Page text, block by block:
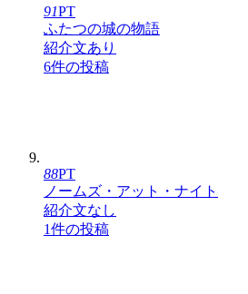
91PT
ふたつの城の物語
紹介文あり
6件の投稿
88PT
ノームズ・アット・ナイト
紹介文なし
1件の投稿